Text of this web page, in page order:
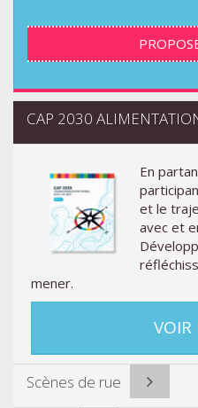
CAP 2030
En
et le
avec et
mener.
VOIR
Scènes de rue